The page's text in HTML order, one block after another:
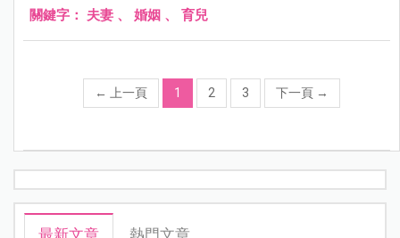
關鍵字： 夫妻 、 婚姻 、 育兒
← 上一頁 1 2 3 下一頁 →
最新文章 熱門文章